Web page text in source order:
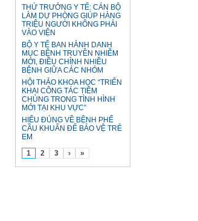
THỨ TRƯỞNG Y TẾ: CÁN BỘ
LÀM DỰ PHÒNG GIÚP HÀNG
TRIỆU NGƯỜI KHÔNG PHẢI
VÀO VIỆN
BỘ Y TẾ BAN HÀNH DANH
MỤC BỆNH TRUYỀN NHIỄM
MỚI, ĐIỀU CHỈNH NHIỀU
BỆNH GIỮA CÁC NHÓM
HỘI THẢO KHOA HỌC “TRIỂN
KHAI CÔNG TÁC TIÊM
CHỦNG TRONG TÌNH HÌNH
MỚI TẠI KHU VỰC”
HIỂU ĐÚNG VỀ BỆNH PHẾ
CẦU KHUẨN ĐỂ BẢO VỆ TRẺ
EM
1
2 3 › »